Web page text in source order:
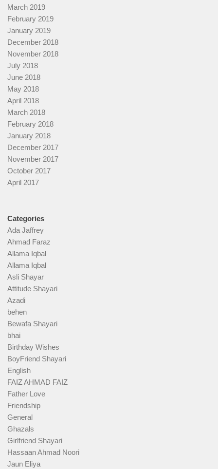
March 2019
February 2019
January 2019
December 2018
November 2018
July 2018
June 2018
May 2018
April 2018
March 2018
February 2018
January 2018
December 2017
November 2017
October 2017
April 2017
Categories
Ada Jaffrey
Ahmad Faraz
Allama Iqbal
Allama Iqbal
Asli Shayar
Attitude Shayari
Azadi
behen
Bewafa Shayari
bhai
Birthday Wishes
BoyFriend Shayari
English
FAIZ AHMAD FAIZ
Father Love
Friendship
General
Ghazals
Girlfriend Shayari
Hassaan Ahmad Noori
Jaun Eliya